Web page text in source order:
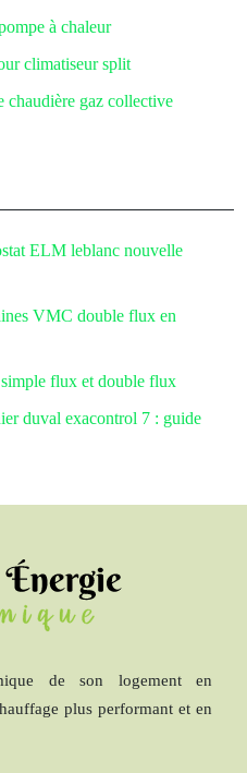
à chaleur
climatiseur split
chaudière gaz collective
ELM leblanc nouvelle
VMC double flux en
flux et double flux
duval exacontrol 7 : guide
de son logement en
plus performant et en